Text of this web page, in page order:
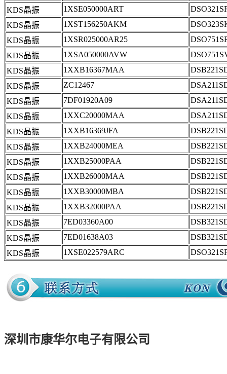
KDS晶振
1XSE050000ART
KDS晶振
1XST156250AKM
KDS晶振
1XSR025000AR25
KDS晶振
1XSA050000AVW
KDS晶振
1XXB16367MAA
KDS晶振
ZC12467
KDS晶振
7DF01920A09
KDS晶振
1XXC20000MAA
KDS晶振
1XXB16369JFA
KDS晶振
1XXB24000MEA
KDS晶振
1XXB25000PAA
KDS晶振
1XXB26000MAA
KDS晶振
1XXB30000MBA
KDS晶振
1XXB32000PAA
KDS晶振
7ED03360A00
KDS晶振
7ED01638A03
KDS晶振
1XSE022579ARC
深圳市康华尔电子有限公司